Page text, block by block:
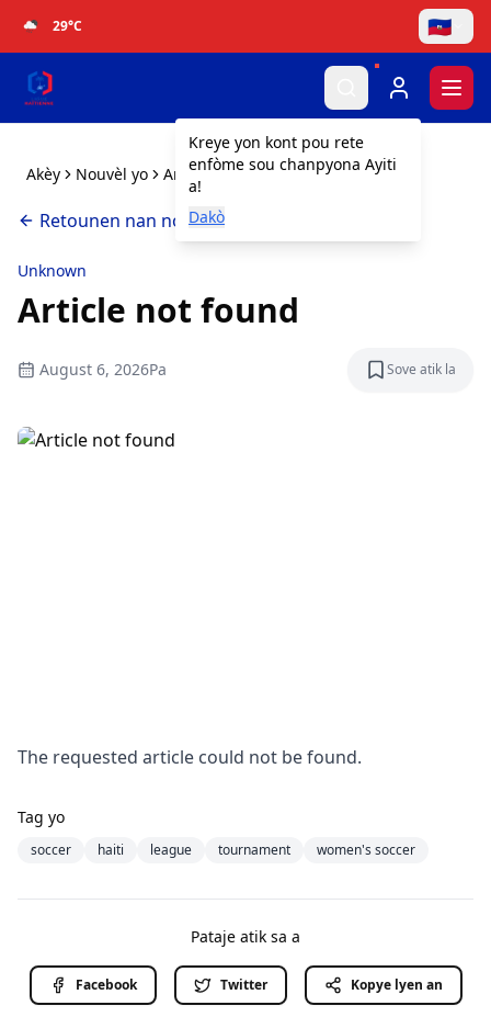
29°C 🇭🇹
Kreye yon kont pou rete
enfòme sou chanpyona Ayiti
a!
Dakò
Akèy Nouvèl yo Article not found
Retounen nan nouvèl yo
Unknown
Article not found
August 6, 2026Pa Sove atik la
Sove atik
The requested article could not be found.
Tag yo
soccer haiti league tournament women's soccer
Pataje atik sa a
Facebook Twitter Kopye lyen an